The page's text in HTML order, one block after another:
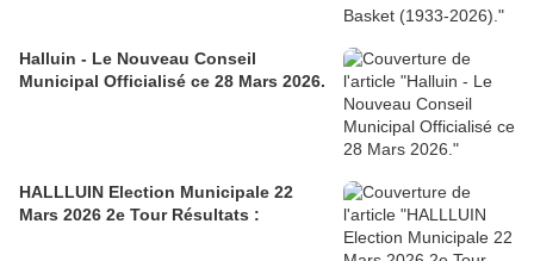
Halluin - Le Nouveau Conseil
Municipal Officialisé ce 28 Mars 2026.
HALLLUIN Election Municipale 22
Mars 2026 2e Tour Résultats :